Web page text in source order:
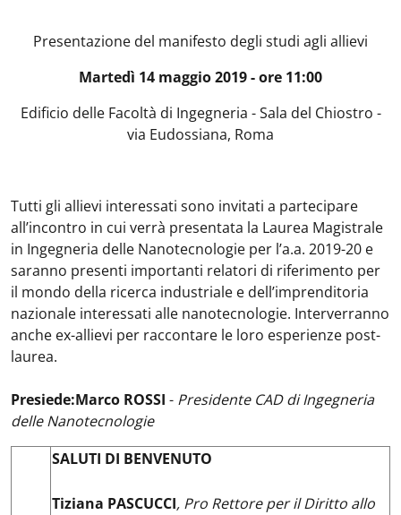
Presentazione del manifesto degli studi agli allievi
Martedì 14 maggio 2019 - ore 11:00
Edificio delle Facoltà di Ingegneria - Sala del Chiostro -
via Eudossiana, Roma
Tutti gli allievi interessati sono invitati a partecipare
all’incontro in cui verrà presentata la Laurea Magistrale
in Ingegneria delle Nanotecnologie per l’a.a. 2019-20 e
saranno presenti importanti relatori di riferimento per
il mondo della ricerca industriale e dell’imprenditoria
nazionale interessati alle nanotecnologie. Interverranno
anche ex-allievi per raccontare le loro esperienze post-
laurea.
Presiede:Marco ROSSI - Presidente CAD di Ingegneria
delle Nanotecnologie
SALUTI DI BENVENUTO
Tiziana PASCUCCI, Pro Rettore per il Diritto allo